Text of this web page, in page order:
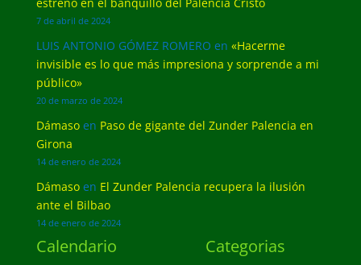
7 de abril de 2024
LUIS ANTONIO GÓMEZ ROMERO en «Hacerme
invisible es lo que más impresiona y sorprende a mi
público»
20 de marzo de 2024
Dámasoen Paso de gigante del Zunder Palencia en
Girona
14 de enero de 2024
Dámasoen El Zunder Palencia recupera la ilusión
ante el Bilbao
14 de enero de 2024
Calendario Categorias